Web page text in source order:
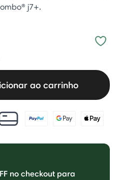
j7+.
ao carrinho
no checkout para